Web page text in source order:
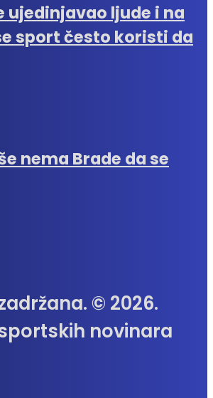
ujedinjavao ljude i na
sport često koristi da
nema Brade da se
© 2026.
novinara